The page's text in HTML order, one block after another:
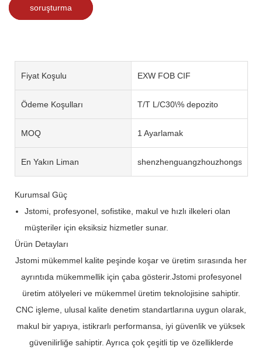
soruşturma
Fiyat Koşulu EXW FOB CIF
Ödeme Koşulları T/T L/C30\% depozito
MOQ 1 Ayarlamak
En Yakın Liman shenzhenguangzhouzhongshan
Kurumsal Güç
Jstomi, profesyonel, sofistike, makul ve hızlı ilkeleri olan
müşteriler için eksiksiz hizmetler sunar.
Ürün Detayları
Jstomi mükemmel kalite peşinde koşar ve üretim sırasında her
ayrıntıda mükemmellik için çaba gösterir.Jstomi profesyonel
üretim atölyeleri ve mükemmel üretim teknolojisine sahiptir.
CNC işleme, ulusal kalite denetim standartlarına uygun olarak,
makul bir yapıya, istikrarlı performansa, iyi güvenlik ve yüksek
güvenilirliğe sahiptir. Ayrıca çok çeşitli tip ve özelliklerde